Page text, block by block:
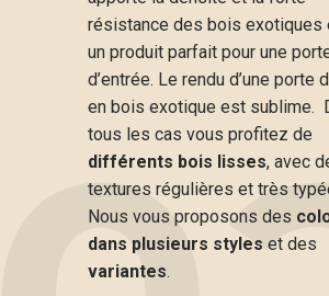
résistance des bois exotiques
un produit parfait pour une
d’entrée. Le rendu d’une porte
en bois exotique est sublime.
tous les cas vous profitez de
différents bois lisses, avec
textures régulières et très
Nous vous proposons des
dans plusieurs styles et des
variantes.